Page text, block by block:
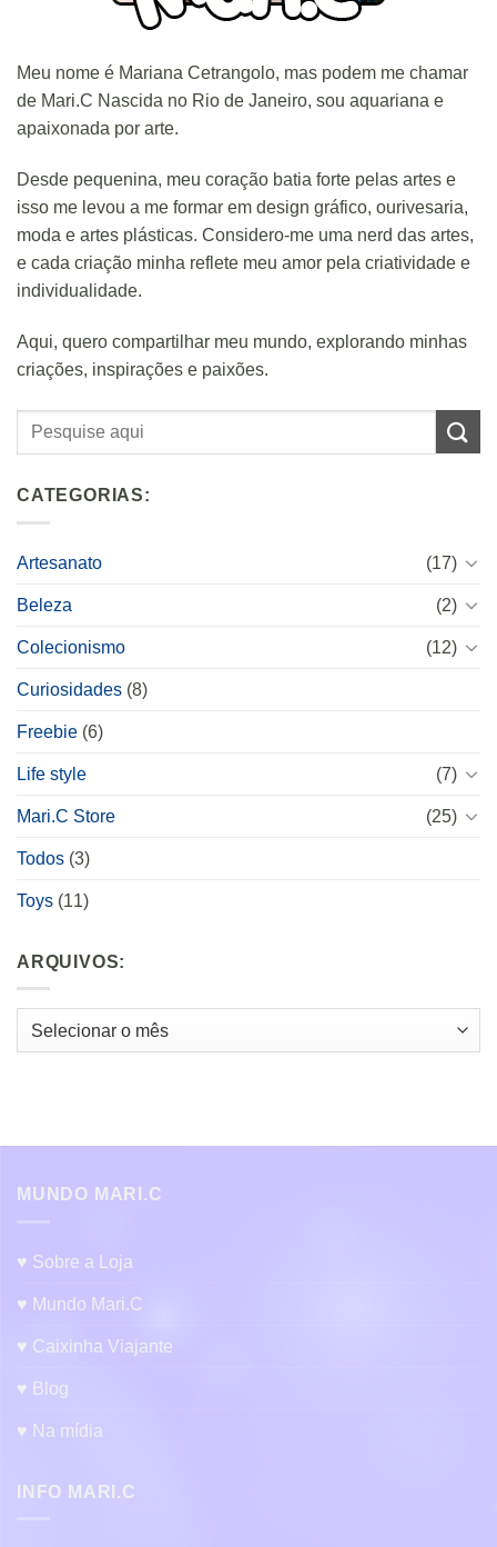
Meu nome é Mariana Cetrangolo, mas podem me chamar
de Mari.C Nascida no Rio de Janeiro, sou aquariana e
apaixonada por arte.
Desde pequenina, meu coração batia forte pelas artes e
isso me levou a me formar em design gráfico, ourivesaria,
moda e artes plásticas. Considero-me uma nerd das artes,
e cada criação minha reflete meu amor pela criatividade e
individualidade.
Aqui, quero compartilhar meu mundo, explorando minhas
criações, inspirações e paixões.
CATEGORIAS:
Artesanato (17)
Beleza (2)
Colecionismo (12)
Curiosidades (8)
Freebie (6)
Life style (7)
Mari.C Store (25)
Todos (3)
Toys (11)
ARQUIVOS:
MUNDO MARI.C
♥ Sobre a Loja
♥ Mundo Mari.C
♥ Caixinha Viajante
♥ Blog
♥ Na mídia
INFO MARI.C